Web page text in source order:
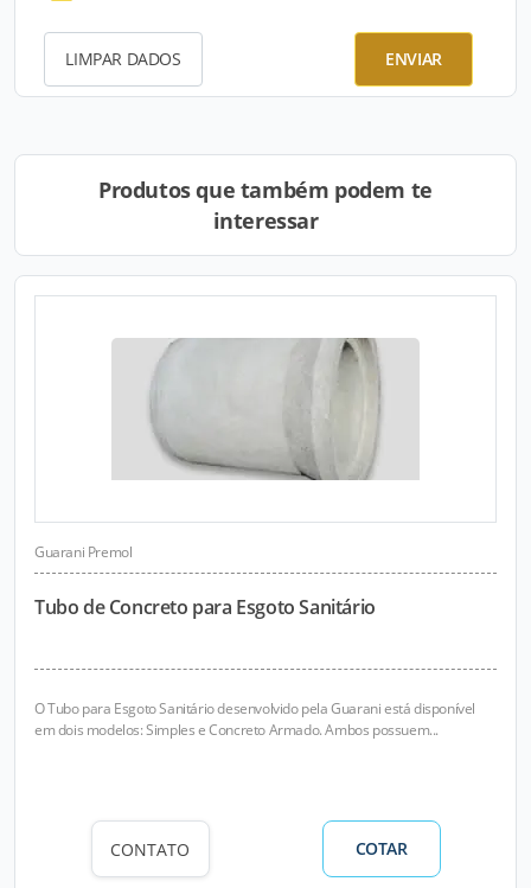
LIMPAR DADOS ENVIAR
Produtos que também podem te
interessar
Guarani Premol
Tubo de Concreto para Esgoto Sanitário
O Tubo para Esgoto Sanitário desenvolvido pela Guarani está disponível
em dois modelos: Simples e Concreto Armado. Ambos possuem...
CONTATO COTAR